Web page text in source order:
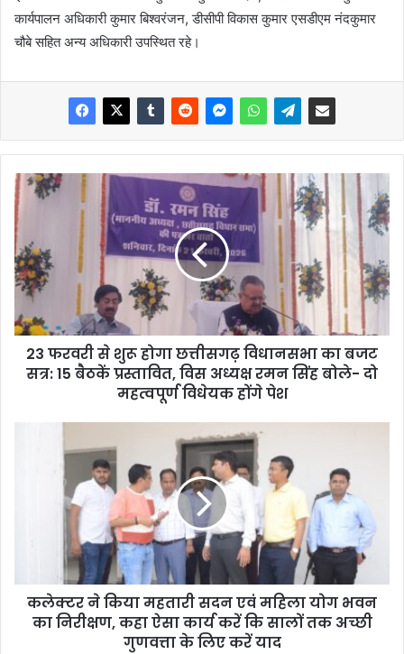
कार्यपालन अधिकारी कुमार बिश्वरंजन, डीसीपी विकास कुमार एसडीएम नंदकुमार
चौबे सहित अन्य अधिकारी उपस्थित रहे।
23 फरवरी से शुरू होगा छत्तीसगढ़ विधानसभा का बजट
सत्र: 15 बैठकें प्रस्तावित, विस अध्यक्ष रमन सिंह बोले- दो
महत्वपूर्ण विधेयक होंगे पेश
कलेक्टर ने किया महतारी सदन एवं महिला योग भवन
का निरीक्षण, कहा ऐसा कार्य करें कि सालों तक अच्छी
गुणवत्ता के लिए करें याद